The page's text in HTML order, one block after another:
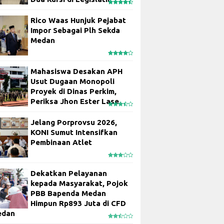
Rico Waas Hunjuk Pejabat
Impor Sebagai Plh Sekda
Medan
Mahasiswa Desakan APH
Usut Dugaan Monopoli
Proyek di Dinas Perkim,
Periksa Jhon Ester Lase
Jelang Porprovsu 2026,
KONI Sumut Intensifkan
Pembinaan Atlet
Dekatkan Pelayanan
kepada Masyarakat, Pojok
PBB Bapenda Medan
Himpun Rp893 Juta di CFD